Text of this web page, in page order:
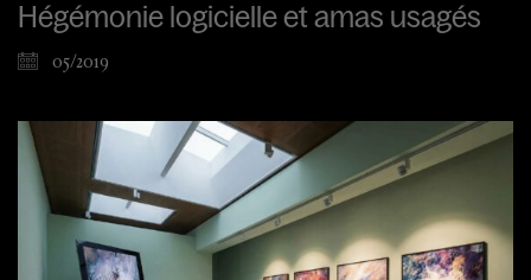
Hégémonie logicielle et amas usagés
05/2019